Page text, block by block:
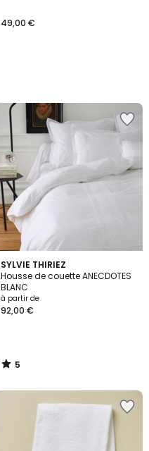
49,00 €
SYLVIE THIRIEZ
Housse de couette ANECDOTES
BLANC
à partir de
92,00 €
5
/
5
5
/